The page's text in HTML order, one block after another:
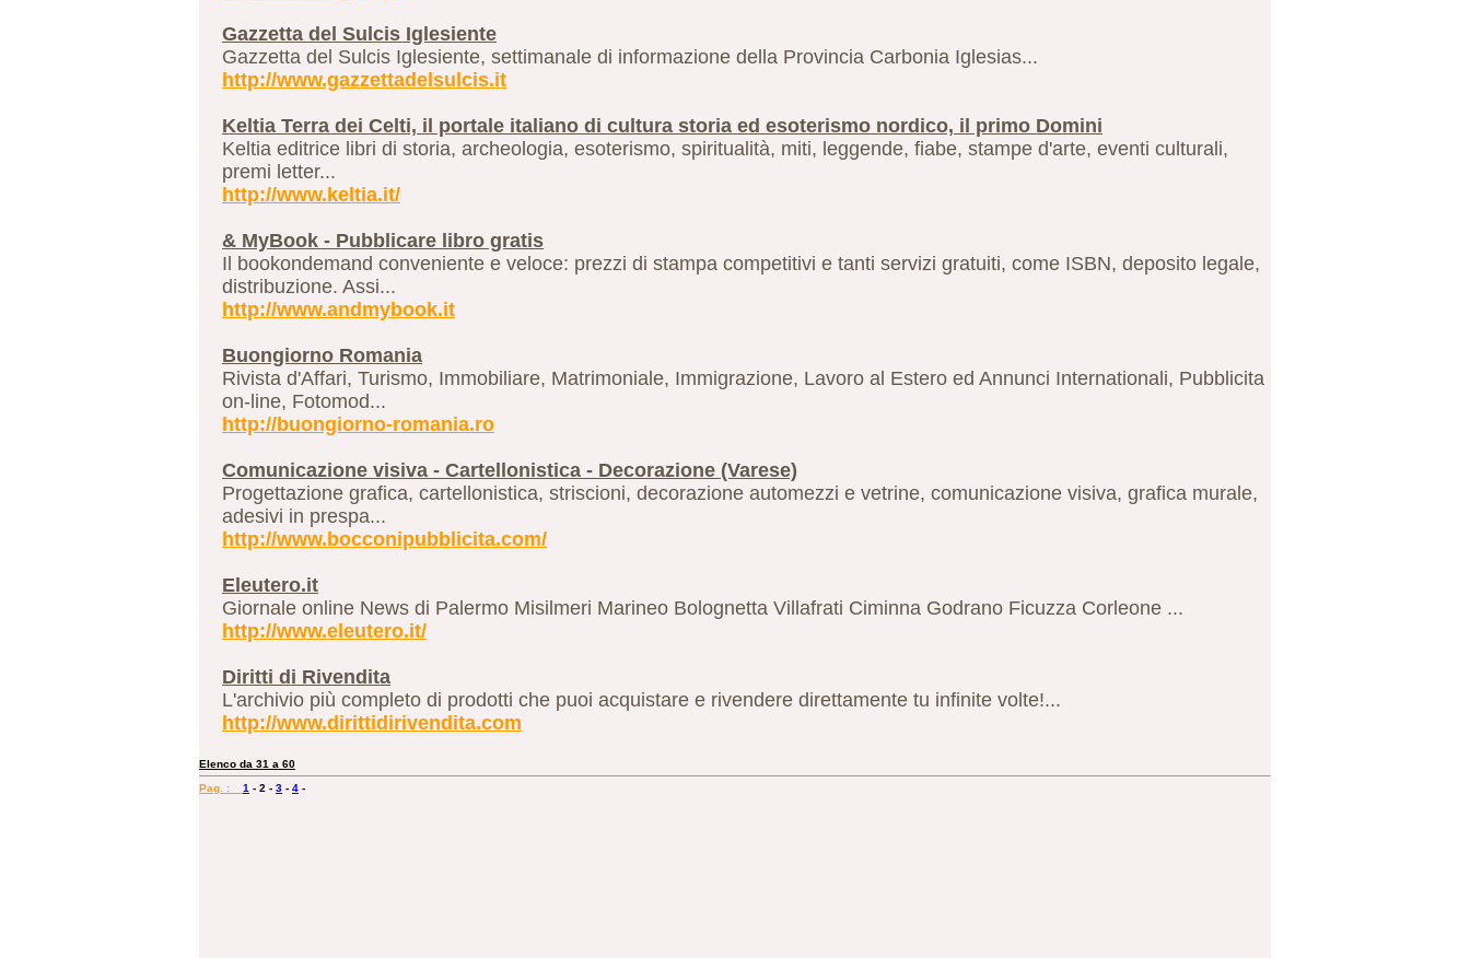
Gazzetta del Sulcis Iglesiente
Gazzetta del Sulcis Iglesiente, settimanale di informazione della Provincia Carbonia Iglesias...
http://www.gazzettadelsulcis.it
Keltia Terra dei Celti, il portale italiano di cultura storia ed esoterismo nordico, il primo Domini
Keltia editrice libri di storia, archeologia, esoterismo, spiritualità, miti, leggende, fiabe, stampe d'arte, eventi culturali,
premi letter...
http://www.keltia.it/
& MyBook - Pubblicare libro gratis
Il bookondemand conveniente e veloce: prezzi di stampa competitivi e tanti servizi gratuiti, come ISBN, deposito legale,
distribuzione. Assi...
http://www.andmybook.it
Buongiorno Romania
Rivista d'Affari, Turismo, Immobiliare, Matrimoniale, Immigrazione, Lavoro al Estero ed Annunci Internationali, Pubblicita
on-line, Fotomod...
http://buongiorno-romania.ro
Comunicazione visiva - Cartellonistica - Decorazione (Varese)
Progettazione grafica, cartellonistica, striscioni, decorazione automezzi e vetrine, comunicazione visiva, grafica murale,
adesivi in prespa...
http://www.bocconipubblicita.com/
Eleutero.it
Giornale online News di Palermo Misilmeri Marineo Bolognetta Villafrati Ciminna Godrano Ficuzza Corleone ...
http://www.eleutero.it/
Diritti di Rivendita
L'archivio più completo di prodotti che puoi acquistare e rivendere direttamente tu infinite volte!...
http://www.dirittidirivendita.com
Elenco da 31 a 60
Pag. :
1 - 2 - 3 - 4 -